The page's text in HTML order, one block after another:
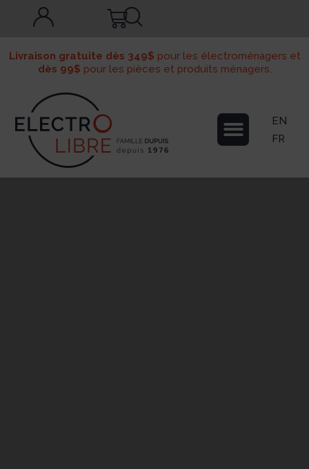
Livraison gratuite dès 349$ pour les électroménagers et
dès 99$ pour les pièces et produits ménagers.
EN
FR